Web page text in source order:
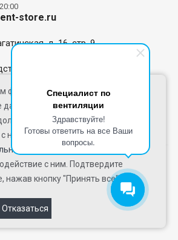
Специалист по
вентиляции
Здравствуйте!
Готовы ответить на все Ваши
вопросы.
store.ru
д. 16, стр. 9
Оставить отзыв
Версия для печати
персональных данных
Политика
файлы cookie и обрабатываем
с использованием Яндекс
использовать наш сайт, Вы
с нашейполитикой
. Это улучшает работу
с ним. Подтвердите
нажав кнопку "Принять все".
Отказаться